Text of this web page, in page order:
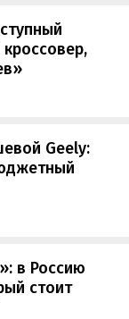
Geely:
в Россию
стоит